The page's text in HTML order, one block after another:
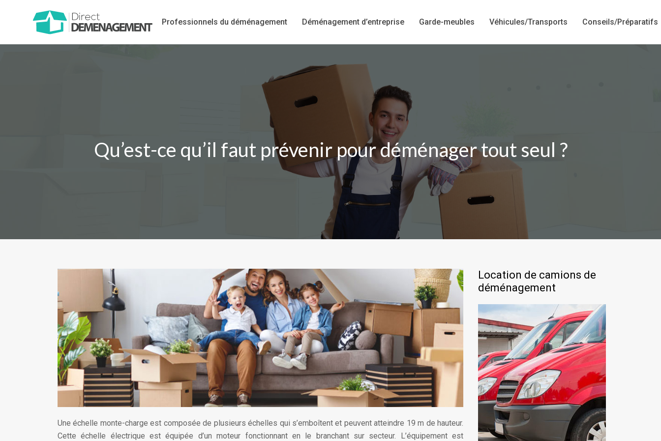
Professionnels du déménagement Déménagement d’entreprise Garde-meubles Véhicules/Transports Conseils/Préparatifs
Qu’est-ce qu’il faut prévenir pour déménager tout seul ?
Une échelle monte-charge est composée de plusieurs échelles qui s’emboîtent et peuvent atteindre 19 m de hauteur.
Cette échelle électrique est équipée d’un moteur fonctionnant en le branchant sur secteur. L’équipement est
Location de camions de
déménagement